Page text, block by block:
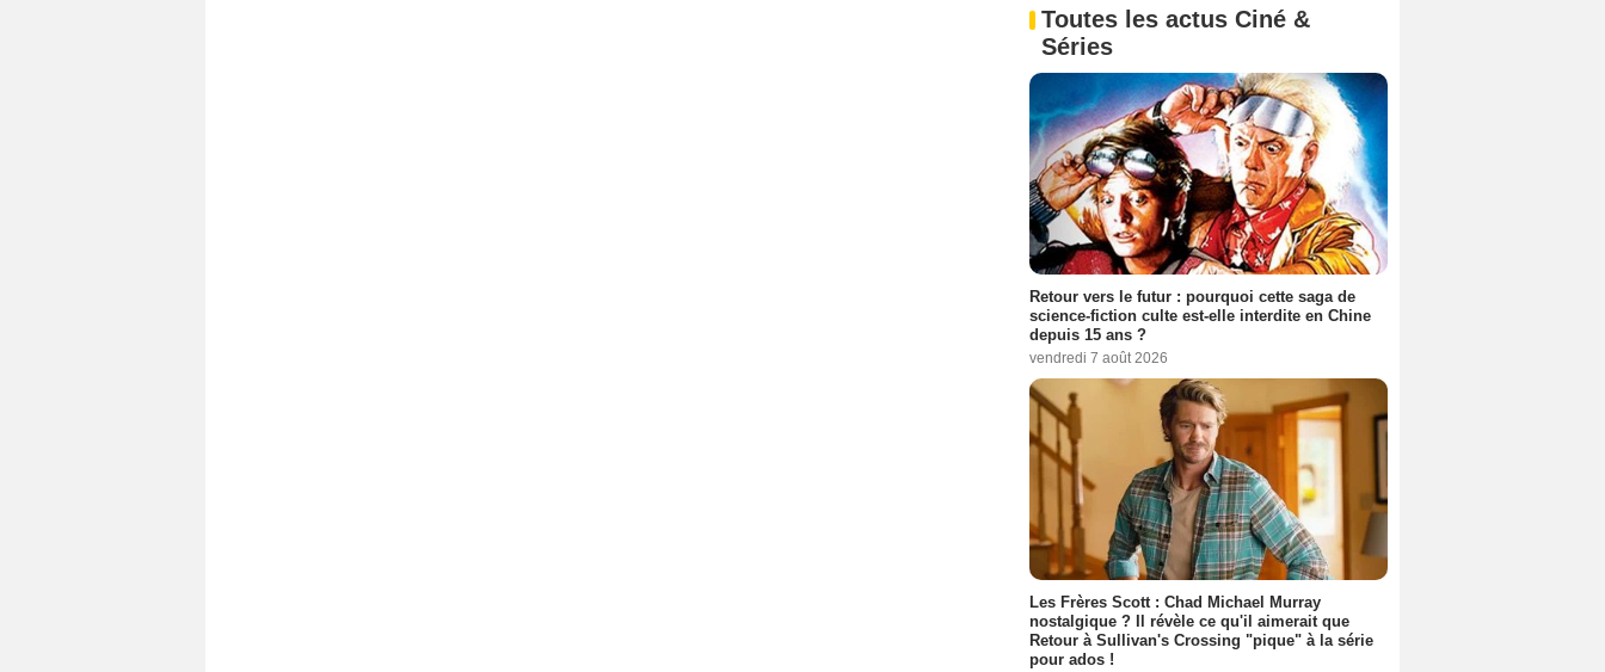
Toutes les actus Ciné &
Séries
Retour vers le futur : pourquoi cette saga de
science-fiction culte est-elle interdite en Chine
depuis 15 ans ?
vendredi 7 août 2026
Les Frères Scott : Chad Michael Murray
nostalgique ? Il révèle ce qu'il aimerait que
Retour à Sullivan's Crossing "pique" à la série
pour ados !